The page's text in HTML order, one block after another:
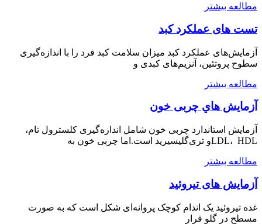
مطالعه بيشتر
تست های عملکرد کبد
آزمایش‌های عملکرد کبد میزان سلامت کبد فرد را با اندازه‌گیری
سطوح پروتئین، آنزیم‌های کبدی و
مطالعه بيشتر
آزمایش هاي چربی خون
آزمایش استاندارد چربی خون شامل اندازه‌گیری کلسترول تام،
LDL، HDLو تری‌گلیسیرید است.اما چربی خون به
مطالعه بيشتر
آزمایش های تیروئید
غده تیروئید یک اندام کوچک پروانه‌ای شکل است که به صورت
مسطح در گلو قرار